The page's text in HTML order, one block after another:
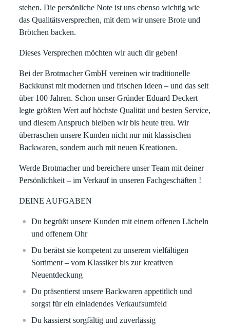
stehen. Die persönliche Note ist uns ebenso wichtig wie
das Qualitätsversprechen, mit dem wir unsere Brote und
Brötchen backen.
Dieses Versprechen möchten wir auch dir geben!
Bei der Brotmacher GmbH vereinen wir traditionelle
Backkunst mit modernen und frischen Ideen – und das seit
über 100 Jahren. Schon unser Gründer Eduard Deckert
legte größten Wert auf höchste Qualität und besten Service,
und diesem Anspruch bleiben wir bis heute treu. Wir
überraschen unsere Kunden nicht nur mit klassischen
Backwaren, sondern auch mit neuen Kreationen.
Werde Brotmacher und bereichere unser Team mit deiner
Persönlichkeit – im Verkaufin unseren Fachgeschäften !
DEINE AUFGABEN
Du begrüßt unsere Kunden mit einem offenen Lächeln
und offenem Ohr
Du berätst sie kompetent zu unserem vielfältigen
Sortiment – vom Klassiker bis zur kreativen
Neuentdeckung
Du präsentierst unsere Backwaren appetitlich und
sorgst für ein einladendes Verkaufsumfeld
Du kassierst sorgfältig und zuverlässig